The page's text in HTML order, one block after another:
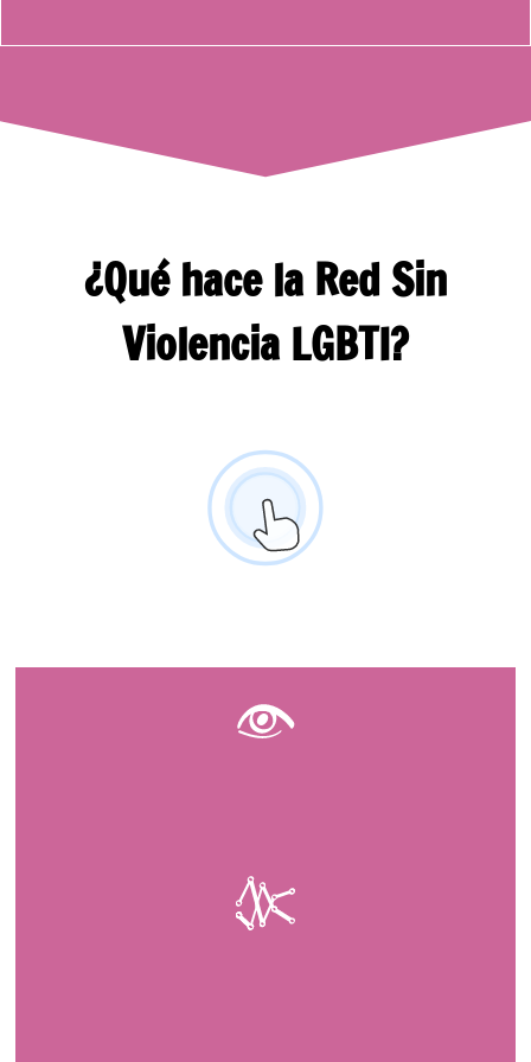
¿Qué hace la Red Sin
Violencia LGBTI?
contra personas LGBTI+ en América Latina y el
publicaciones especializadas y herramientas
públicas que visibilizan esta violencia,
impulsan políticas públicas y fortalecen la